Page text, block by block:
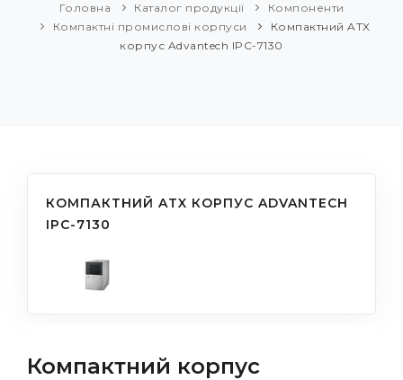
Головна Каталог продукції
Компоненти
Компактні промислові корпуси
Компактний ATX
корпус Advantech IPC-7130
КОМПАКТНИЙ ATX КОРПУС ADVANTECH
IPC-7130
Компактний корпус